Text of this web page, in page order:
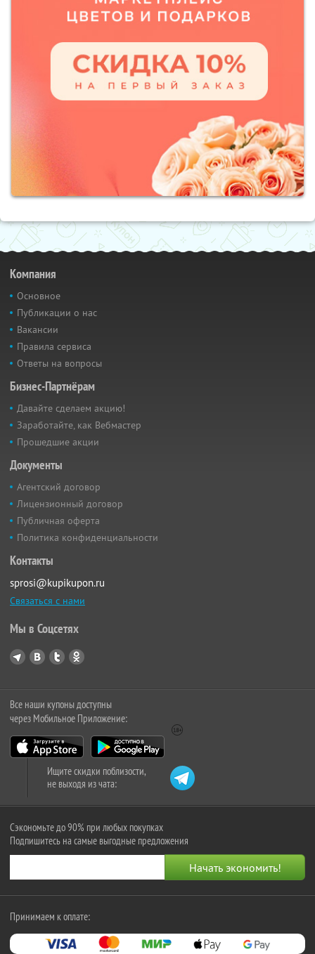
Компания
Основное
Публикации о нас
Вакансии
Правила сервиса
Ответы на вопросы
Бизнес-Партнёрам
Давайте сделаем акцию!
Заработайте, как Вебмастер
Прошедшие акции
Документы
Агентский договор
Лицензионный договор
Публичная оферта
Политика конфиденциальности
Контакты
sprosi@kupikupon.ru
Связаться с нами
Мы в Соцсетях
Все наши купоны доступны
через Мобильное Приложение:
Ищите скидки поблизости,
не выходя из чата:
Сэкономьте до 90% при любых покупках
Подпишитесь на самые выгодные предложения
Принимаем к оплате: